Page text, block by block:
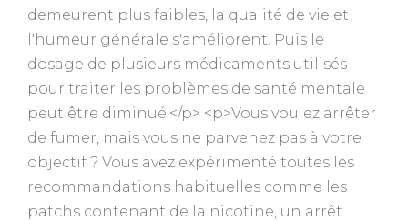
demeurent plus faibles, la qualité de vie et
l'humeur générale s'améliorent. Puis le
dosage de plusieurs médicaments utilisés
pour traiter les problèmes de santé mentale
peut être diminué.</p> <p>Vous voulez arrêter
de fumer, mais vous ne parvenez pas à votre
objectif ? Vous avez expérimenté toutes les
recommandations habituelles comme les
patchs contenant de la nicotine, un arrêt